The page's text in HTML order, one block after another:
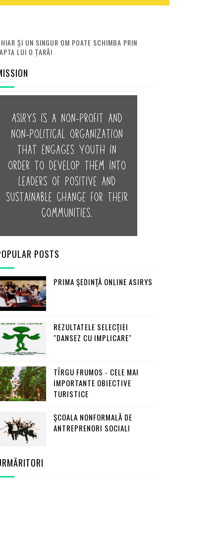
ȘI UN SINGUR OM POATE SCHIMBA PRIN
LUI O ȚARĂ!
POSTS
PRIMA ŞEDINŢĂ ONLINE ASIRYS
REZULTATELE SELECŢIEI
"DANSEZ CU IMPLICARE"
TÎRGU FRUMOS - CELE MAI
IMPORTANTE OBIECTIVE
TURISTICE
ŞCOALA NONFORMALĂ DE
ANTREPRENORI SOCIALI